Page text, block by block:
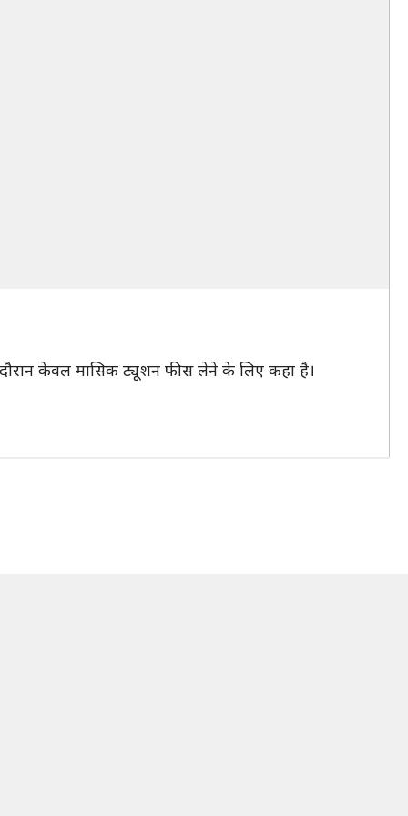
दौरान केवल मासिक ट्यूशन फीस लेने के लिए कहा है।